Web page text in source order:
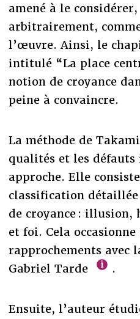
amené à le
arbitrairement,
l’œuvre. Ainsi, le
intitulé “La place
notion de croyance
peine à convaincre.
La méthode de
qualités et les défauts
approche. Elle
classification
de croyance : illusion,
et foi. Cela occasionne
rapprochements avec
Gabriel Tarde
.
Ensuite, l’auteur